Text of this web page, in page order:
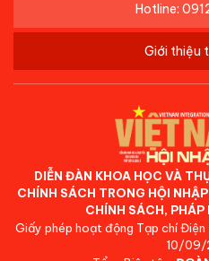
Hotline:
Giới thiệu
DIỄN ĐÀN KHOA HỌC VÀ
CHÍNH SÁCH TRONG HỘI
CHÍNH SÁCH, PHÁP
Giấy phép hoạt động Tạp chí
10/09/